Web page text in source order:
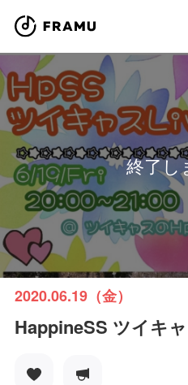
終了し
2020.06.19（金）
HappineSS ツイキ